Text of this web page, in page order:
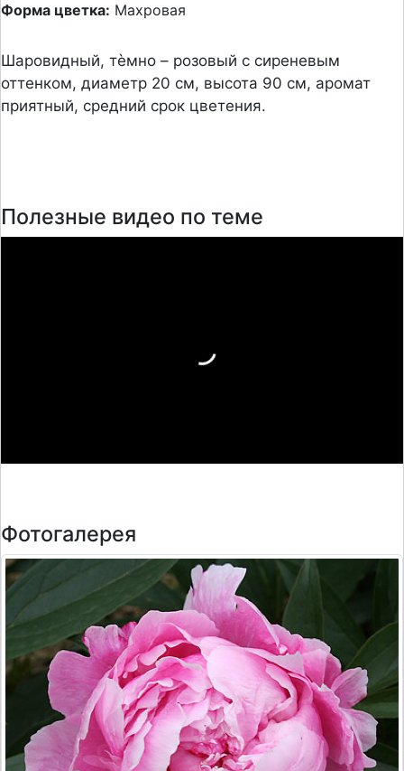
Форма цветка: Махровая
Шаровидный, тѐмно – розовый с сиреневым
оттенком, диаметр 20 см, высота 90 см, аромат
приятный, средний срок цветения.
Полезные видео по теме
Фотогалерея